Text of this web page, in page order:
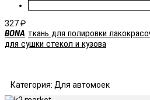
327₽
BONA ткань для полировки
для сушки стекол и кузова
Категория: Для автомоек